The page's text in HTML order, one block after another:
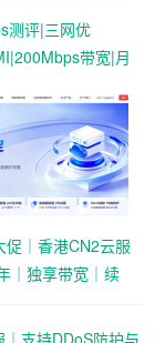
测评|三网优
带宽|月
促｜香港CN2云服
｜独享带宽｜续